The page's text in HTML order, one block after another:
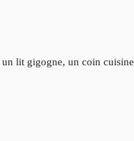
lit gigogne, un coin cuisine